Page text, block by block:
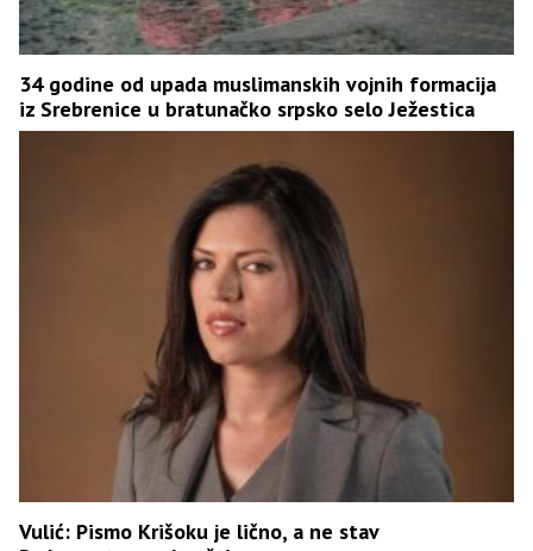
34 godine od upada muslimanskih vojnih formacija
iz Srebrenice u bratunačko srpsko selo Ježestica
Vulić: Pismo Krišoku je lično, a ne stav